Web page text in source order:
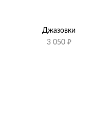
Джазовки
3 050 ₽